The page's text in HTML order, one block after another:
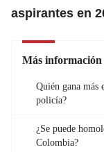
aspirantes en
Más información
Quién gana
policía?
¿Se puede
Colombia?